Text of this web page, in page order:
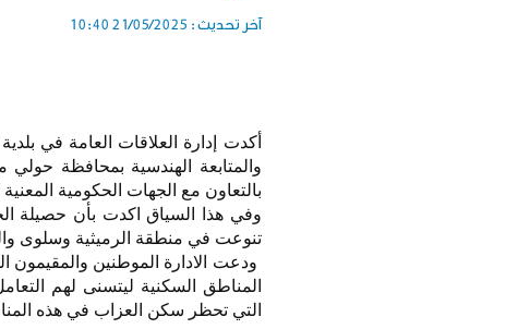
آخر تحديث : 21/05/2025 10:40
أكدت إدارة العلاقات العامة في
والمتابعة الهندسية بمحافظة
بالتعاون مع الجهات الحكومية المعنية
تنوعت في منطقة الرميثية وسلوى
ودعت الادارة الموطنين والمقيمون
المناطق السكنية ليتسنى لهم
التي تحظر سكن العزاب في هذه المناطق